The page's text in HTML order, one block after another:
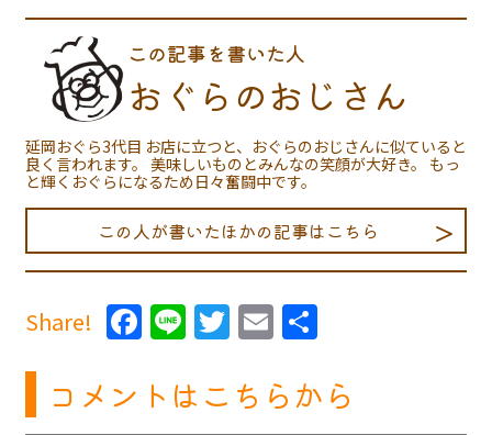
この記事を書いた人
おぐらのおじさん
延岡おぐら3代目 お店に立つと、おぐらのおじさんに似ていると
良く言われます。 美味しいものとみんなの笑顔が大好き。 もっ
と輝くおぐらになるため日々奮闘中です。
この人が書いたほかの記事はこちら
Share! Facebook
LineTwitter
Email
コメントはこちらから